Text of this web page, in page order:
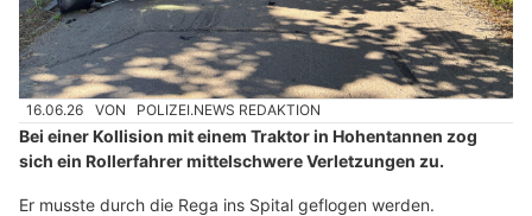
16.06.26 VON POLIZEI.NEWS REDAKTION
Bei einer Kollision mit einem Traktor in Hohentannen zog
sich ein Rollerfahrer mittelschwere Verletzungen zu.
Er musste durch die Rega ins Spital geflogen werden.